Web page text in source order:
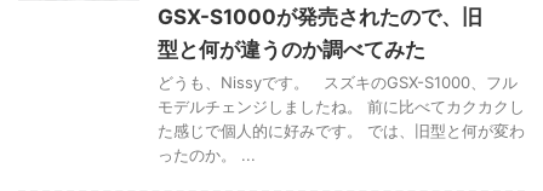
GSX-S1000が発売されたので、旧
型と何が違うのか調べてみた
どうも、Nissyです。 スズキのGSX-S1000、フル
モデルチェンジしましたね。 前に比べてカクカクし
た感じで個人的に好みです。 では、旧型と何が変わ
ったのか。 ...